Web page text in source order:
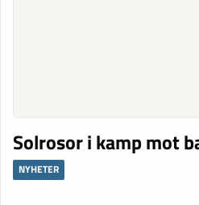
Solrosor i kamp mot
NYHETER